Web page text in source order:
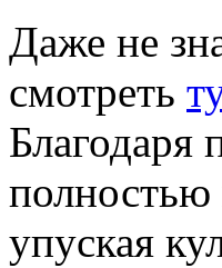
Даже не
смотреть
Благодаря
полностью
упуская